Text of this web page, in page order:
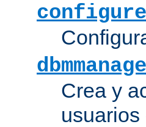
configure
dbmmanage
Crea y